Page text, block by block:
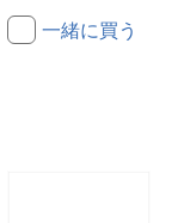
一緒に買う